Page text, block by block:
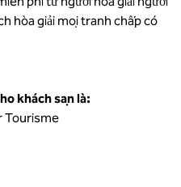
hòa giải mọi tranh chấp có
khách sạn là:
Tourisme